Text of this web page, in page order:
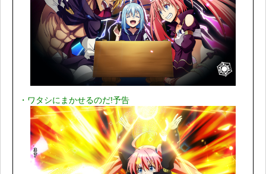
・ワタシにまかせるのだ!予告